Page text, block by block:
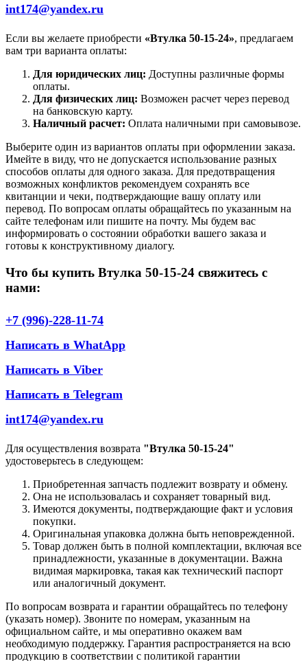
int174@yandex.ru
Если вы желаете приобрести «Втулка 50-15-24», предлагаем
вам три варианта оплаты:
Для юридических лиц: Доступны различные формы
оплаты.
Для физических лиц: Возможен расчет через перевод
на банковскую карту.
Наличный расчет: Оплата наличными при самовывозе.
Выберите один из вариантов оплаты при оформлении заказа.
Имейте в виду, что не допускается использование разных
способов оплаты для одного заказа. Для предотвращения
возможных конфликтов рекомендуем сохранять все
квитанции и чеки, подтверждающие вашу оплату или
перевод. По вопросам оплаты обращайтесь по указанным на
сайте телефонам или пишите на почту. Мы будем вас
информировать о состоянии обработки вашего заказа и
готовы к конструктивному диалогу.
Что бы купить Втулка 50-15-24 свяжитесь с
нами:
+7 (996)-228-11-74
Написать в WhatApp
Написать в Viber
Написать в Telegram
int174@yandex.ru
Для осуществления возврата "Втулка 50-15-24"
удостоверьтесь в следующем:
Приобретенная запчасть подлежит возврату и обмену.
Она не использовалась и сохраняет товарный вид.
Имеются документы, подтверждающие факт и условия
покупки.
Оригинальная упаковка должна быть неповрежденной.
Товар должен быть в полной комплектации, включая все
принадлежности, указанные в документации. Важна
видимая маркировка, такая как технический паспорт
или аналогичный документ.
По вопросам возврата и гарантии обращайтесь по телефону
(указать номер). Звоните по номерам, указанным на
официальном сайте, и мы оперативно окажем вам
необходимую поддержку. Гарантия распространяется на всю
продукцию в соответствии с политикой гарантии